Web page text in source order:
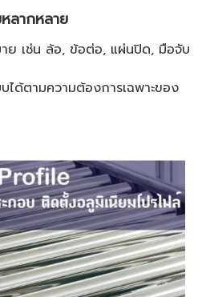
ลากหลาย
ย เช่น ล้อ, ข้อต่อ, แผ่นปิด, มือจับ
ได้ตามความต้องการเฉพาะของ